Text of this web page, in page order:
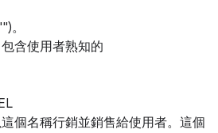
。
含使用者熟知的
個名稱行銷並銷售給使用者。這個